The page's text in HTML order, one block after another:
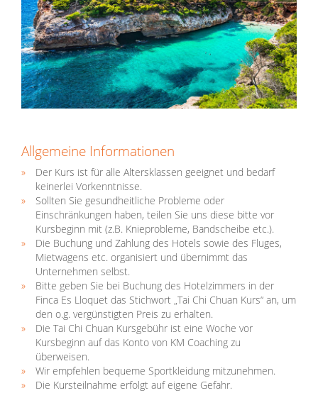
Allgemeine Informationen
Der Kurs ist für alle Altersklassen geeignet und bedarf
keinerlei Vorkenntnisse.
Sollten Sie gesundheitliche Probleme oder
Einschränkungen haben, teilen Sie uns diese bitte vor
Kursbeginn mit (z.B. Knieprobleme, Bandscheibe etc.).
Die Buchung und Zahlung des Hotels sowie des Fluges,
Mietwagens etc. organisiert und übernimmt das
Unternehmen selbst.
Bitte geben Sie bei Buchung des Hotelzimmers in der
Finca Es Lloquet das Stichwort „Tai Chi Chuan Kurs“ an, um
den o.g. vergünstigten Preis zu erhalten.
Die Tai Chi Chuan Kursgebühr ist eine Woche vor
Kursbeginn auf das Konto von KM Coaching zu
überweisen.
Wir empfehlen bequeme Sportkleidung mitzunehmen.
Die Kursteilnahme erfolgt auf eigene Gefahr.